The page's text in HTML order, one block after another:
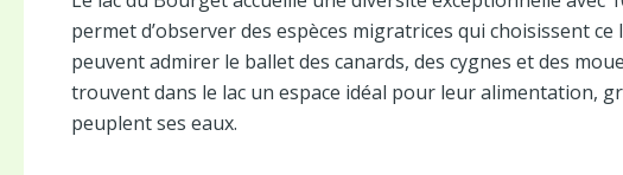
permet d’observer des espèces migratrices qui choisissent
peuvent admirer le ballet des canards, des cygnes et des
trouvent dans le lac un espace idéal pour leur alimentation,
peuplent ses eaux.